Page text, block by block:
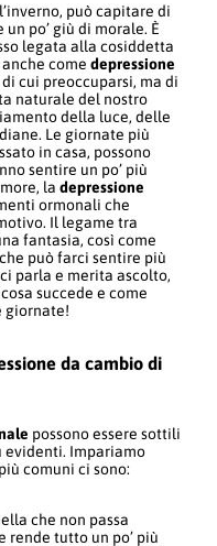
può capitare di
po’ giù di morale. È
legata alla cosiddetta
come depressione
cui preoccuparsi, ma di
naturale del nostro
della luce, delle
Le giornate più
in casa, possono
sentire un po’ più
la depressione
ormonali che
Il legame tra
fantasia, così come
può farci sentire più
parla e merita ascolto,
succede e come
giornate!
da cambio di
possono essere sottili
evidenti. Impariamo
comuni ci sono:
che non passa
rende tutto un po’ più